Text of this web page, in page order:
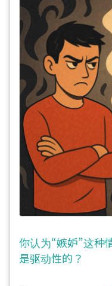
你认为“嫉妒”这种
是驱动性的？